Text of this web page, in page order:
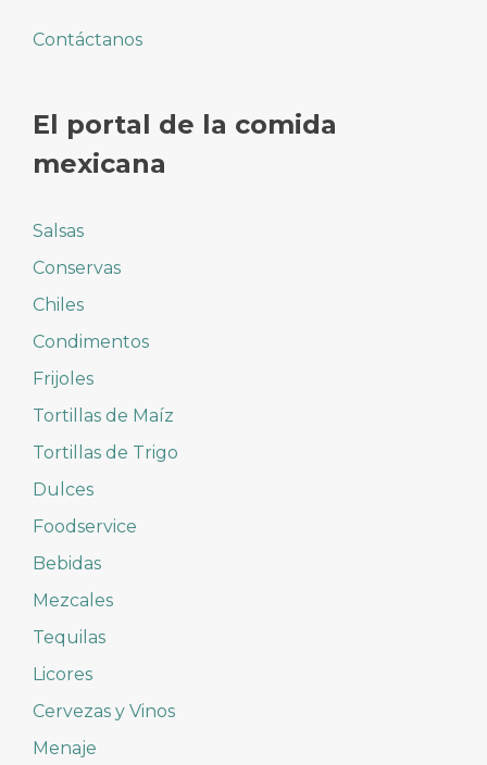
Contáctanos
El portal de la comida
mexicana
Salsas
Conservas
Chiles
Condimentos
Frijoles
Tortillas de Maíz
Tortillas de Trigo
Dulces
Foodservice
Bebidas
Mezcales
Tequilas
Licores
Cervezas y Vinos
Menaje